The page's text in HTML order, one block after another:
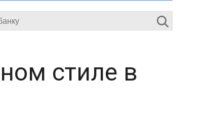
стиле в